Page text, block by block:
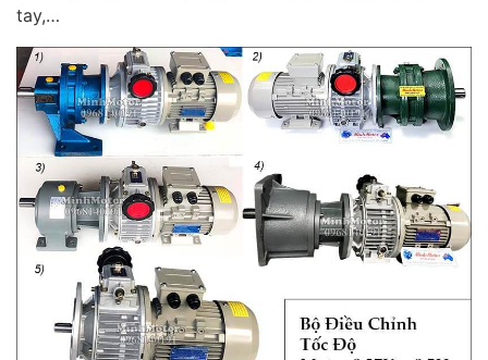
tay,…